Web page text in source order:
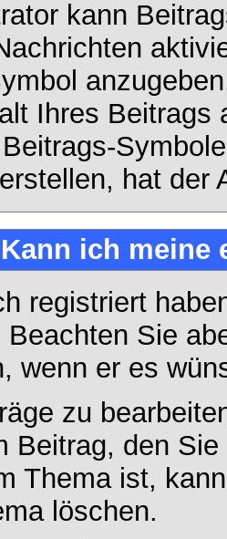
kann
Ihres
hat der
Kann ich meine
registriert
Beachten Sie
wenn er es
zu
Beitrag, den
Thema ist,
löschen.